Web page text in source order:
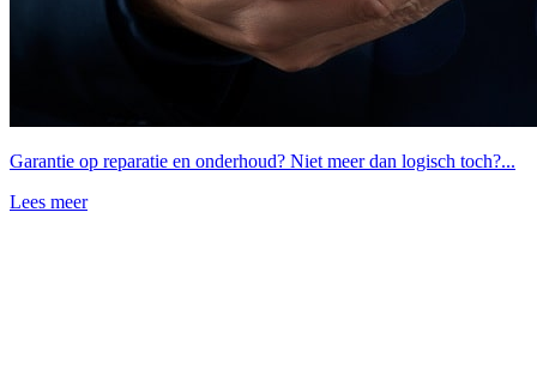
Garantie op reparatie en onderhoud? Niet meer dan logisch toch?...
Lees meer